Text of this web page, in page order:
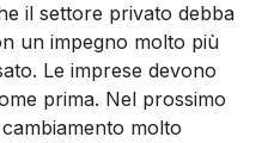
il settore privato debba
un impegno molto più
Le imprese devono
prima. Nel prossimo
molto